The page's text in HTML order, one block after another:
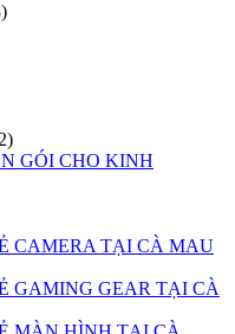
GÓI CHO KINH
CAMERA TẠI CÀ MAU
GAMING GEAR TẠI CÀ